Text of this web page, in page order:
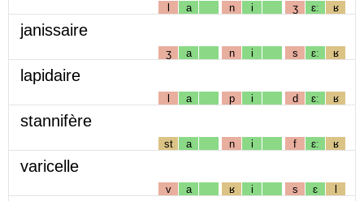
l a n i ʒ ɛː ʁ
janissaire
ʒ a n i s ɛː ʁ
lapidaire
l a p i d ɛː ʁ
stannifère
st a n i f ɛː ʁ
varicelle
v a ʁ i s ɛ l